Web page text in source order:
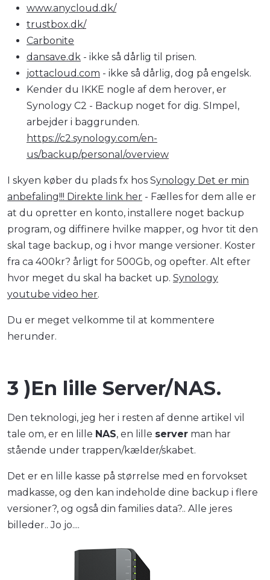
www.anycloud.dk/
trustbox.dk/
Carbonite
dansave.dk - ikke så dårlig til prisen.
jottacloud.com - ikke så dårlig, dog på engelsk.
Kender du IKKE nogle af dem herover, er
Synology C2 - Backup noget for dig. SImpel,
arbejder i baggrunden.
https://c2.synology.com/en-
us/backup/personal/overview
I skyen køber du plads fx hos Synology Det er min
anbefaling!!! Direkte link her - Fælles for dem alle er
at du opretter en konto, installere noget backup
program, og diffinere hvilke mapper, og hvor tit den
skal tage backup, og i hvor mange versioner. Koster
fra ca 400kr? årligt for 500Gb, og opefter. Alt efter
hvor meget du skal ha backet up. Synology
youtube video her.
Du er meget velkomme til at kommentere
herunder.
3 )En lille Server/NAS.
Den teknologi, jeg her i resten af denne artikel vil
tale om, er en lille NAS, en lille server man har
stående under trappen/kælder/skabet.
Det er en lille kasse på størrelse med en forvokset
madkasse, og den kan indeholde dine backup i flere
versioner?, og også din families data?.. Alle jeres
billeder.. Jo jo....